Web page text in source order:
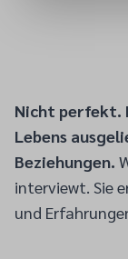
Nicht perfekt.
Lebens
Beziehungen.
interviewt. Sie
und